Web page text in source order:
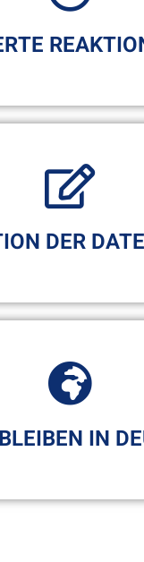
auftreten, wird
Mitarbeiter
DER
Datensicherung
über alle
IN